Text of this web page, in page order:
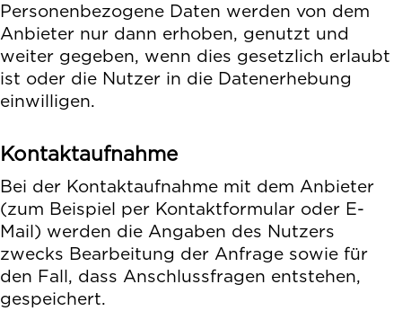
Personenbezogene Daten werden von dem
Anbieter nur dann erhoben, genutzt und
weiter gegeben, wenn dies gesetzlich erlaubt
ist oder die Nutzer in die Datenerhebung
einwilligen.
Kontaktaufnahme
Bei der Kontaktaufnahme mit dem Anbieter
(zum Beispiel per Kontaktformular oder E-
Mail) werden die Angaben des Nutzers
zwecks Bearbeitung der Anfrage sowie für
den Fall, dass Anschlussfragen entstehen,
gespeichert.